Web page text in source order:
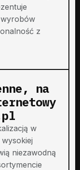
z
na
w
niezawodną